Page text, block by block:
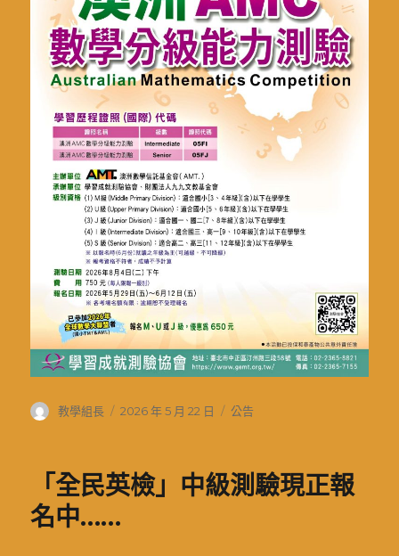
作
教學組長
發
2026 年 5 月 22 日
分
公告
「全民英檢」中級測驗現正報
名中……